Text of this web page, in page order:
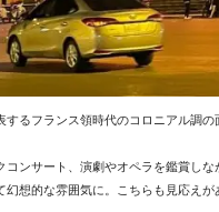
するフランス領時代のコロニアル調
コンサート、演劇やオペラを鑑賞し
幻想的な雰囲気に。こちらも見応えが